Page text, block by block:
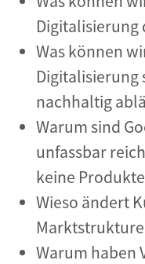
Digitalisierung
Was können
Digitalisierung
nachhaltig
Warum sind
unfassbar
keine
Wieso ändert
Warum haben